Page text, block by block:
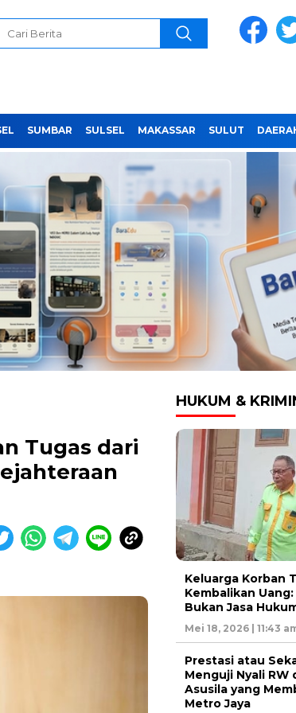
SUMBAR SULSEL MAKASSAR SULUT
Tugas dari
HUKUM &
Keluarga Korban
Kembalikan
Bukan Jasa
Mei 18, 2026 | 11:43
Prestasi atau
Menguji Nyali RW
Asusila yang
Metro Jaya